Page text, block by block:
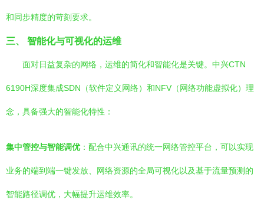
和同步精度的苛刻要求。
三、 智能化与可视化的运维
面对日益复杂的网络，运维的简化和智能化是关键。中兴CTN
6190H深度集成SDN（软件定义网络）和NFV（网络功能虚拟化）理
念，具备强大的智能化特性：
集中管控与智能调优 ：配合中兴通讯的统一网络管控平台，可以实现
业务的端到端一键发放、网络资源的全局可视化以及基于流量预测的
智能路径调优，大幅提升运维效率。